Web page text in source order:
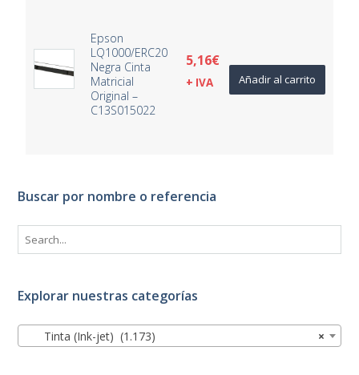
Epson
LQ1000/ERC20
Negra Cinta
Matricial
Original –
C13S015022
5,16€
+ IVA Añadir al carrito
Buscar por nombre o referencia
Explorar nuestras categorías
×
Tinta (Ink-jet) (1.173)